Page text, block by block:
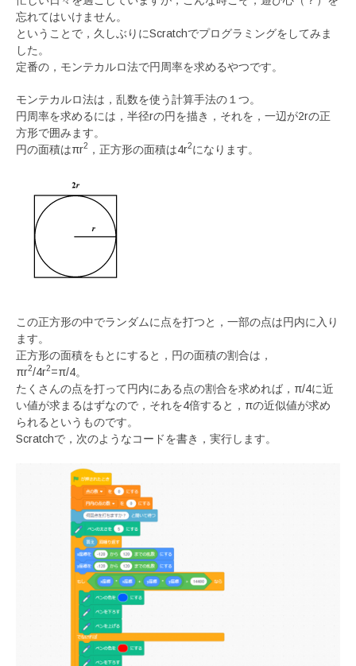
忘れてはいけません。
ということで，久しぶりにScratchでプログラミングをしてみま
した。
定番の，モンテカルロ法で円周率を求めるやつです。
モンテカルロ法は，乱数を使う計算手法の１つ。
円周率を求めるには，半径rの円を描き，それを，一辺が2rの正
方形で囲みます。
円の面積はπr2 ，正方形の面積は4r2になります。
この正方形の中でランダムに点を打つと，一部の点は円内に入り
ます。
正方形の面積をもとにすると，円の面積の割合は，
πr2/4r2=π/4。
たくさんの点を打って円内にある点の割合を求めれば，π/4に近
い値が求まるはずなので，それを4倍すると，πの近似値が求め
られるというものです。
Scratchで，次のようなコードを書き，実行します。